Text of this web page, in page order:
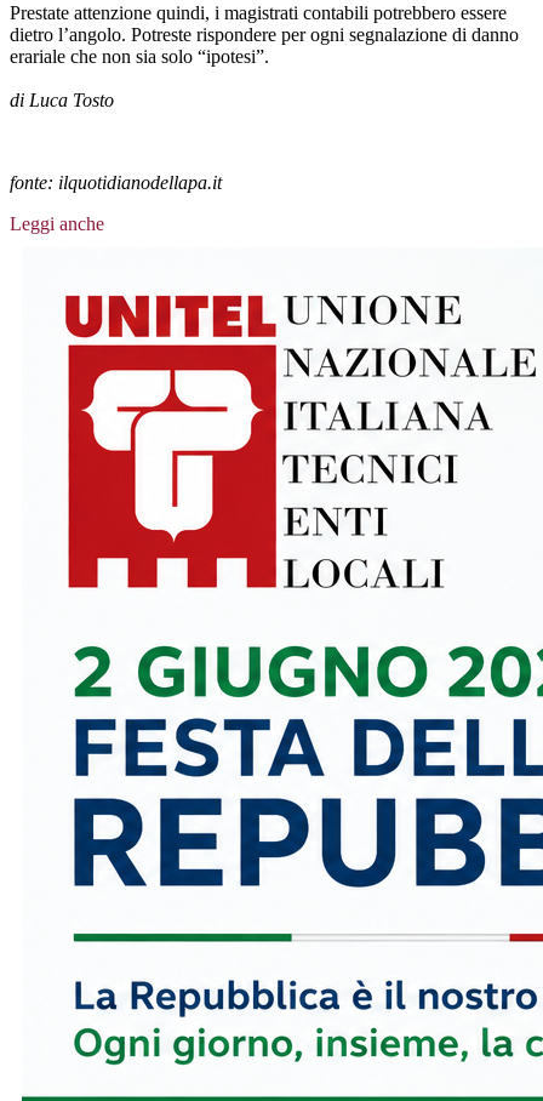
Prestate attenzione quindi, i magistrati contabili potrebbero essere
dietro l’angolo. Potreste rispondere per ogni segnalazione di danno
erariale che non sia solo “ipotesi”.
di Luca Tosto
fonte: ilquotidianodellapa.it
Leggi anche